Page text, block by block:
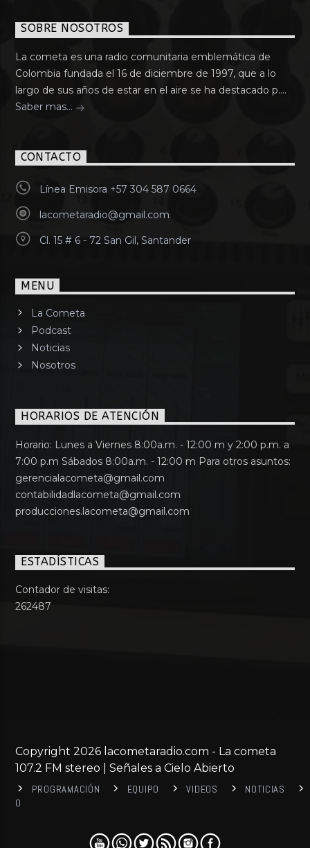
SOBRE NOSOTROS
La cometa es una radio comunitaria emblemática de
Colombia fundada el 16 de diciembre de 1997, que a lo
largo de sus años de estar en el aire se ha destacado p....
Saber mas...
CONTACTO
Línea Emisora +57 304 587 0664
lacometaradio@gmail.com
Cl. 15 # 6 - 72 San Gil, Santander
MENU
La Cometa
Podcast
Noticias
Nosotros
HORARIOS DE ATENCIÓN
Horario: Lunes a Viernes 8:00a.m. - 12:00 m y 2:00 p.m. a
7:00 p.m Sábados 8:00a.m. - 12:00 m Para otros asuntos:
gerencialacometa@gmail.com
contabilidadlacometa@gmail.com
producciones.lacometa@gmail.com
ESTADÍSTICAS
Contador de visitas:
262487
Copyright 2026 lacometaradio.com - La cometa
107.2 FM stereo | Señales a Cielo Abierto
PROGRAMACIÓN EQUIPO VIDEOS
NOTICIAS
0